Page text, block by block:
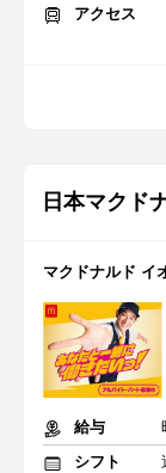
アクセス
日本マクド
マクドナルド イ
給与
シフト